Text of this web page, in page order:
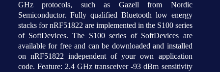
GHz protocols, such as Gazell from Nordic
Semiconductor. Fully qualified Bluetooth low energy
stacks for nRF51822 are implemented in the S100 series
of SoftDevices. The S100 series of SoftDevices are
available for free and can be downloaded and installed
on nRF51822 independent of your own application
code. Feature: 2.4 GHz transceiver -93 dBm sensitivity